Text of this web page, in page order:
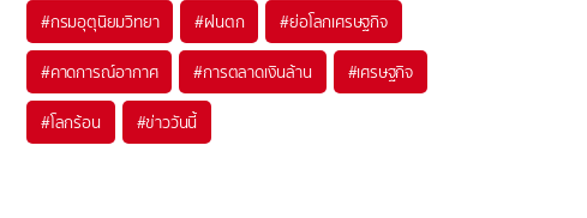
#กรมอุตุนิยมวิทยา #ฝนตก #ย่อโลกเศรษฐกิจ
#คาดการณ์อากาศ #การตลาดเงินล้าน #เศรษฐกิจ
#โลกร้อน #ข่าววันนี้